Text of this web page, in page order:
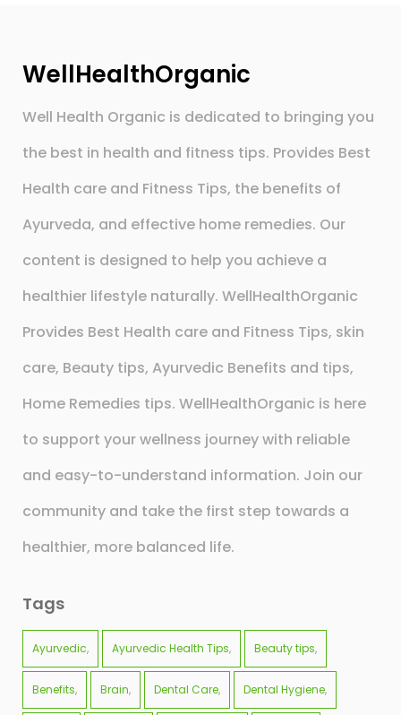
WellHealthOrganic
Well Health Organic is dedicated to bringing you
the best in health and fitness tips. Provides Best
Health care and Fitness Tips, the benefits of
Ayurveda, and effective home remedies. Our
content is designed to help you achieve a
healthier lifestyle naturally. WellHealthOrganic
Provides Best Health care and Fitness Tips, skin
care, Beauty tips, Ayurvedic Benefits and tips,
Home Remedies tips. WellHealthOrganic is here
to support your wellness journey with reliable
and easy-to-understand information. Join our
community and take the first step towards a
healthier, more balanced life.
Tags
Ayurvedic Ayurvedic Health Tips Beauty tips
Benefits Brain Dental Care Dental Hygiene